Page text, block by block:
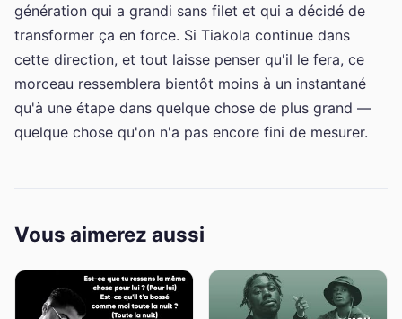
génération qui a grandi sans filet et qui a décidé de
transformer ça en force. Si Tiakola continue dans
cette direction, et tout laisse penser qu'il le fera, ce
morceau ressemblera bientôt moins à un instantané
qu'à une étape dans quelque chose de plus grand —
quelque chose qu'on n'a pas encore fini de mesurer.
Vous aimerez aussi